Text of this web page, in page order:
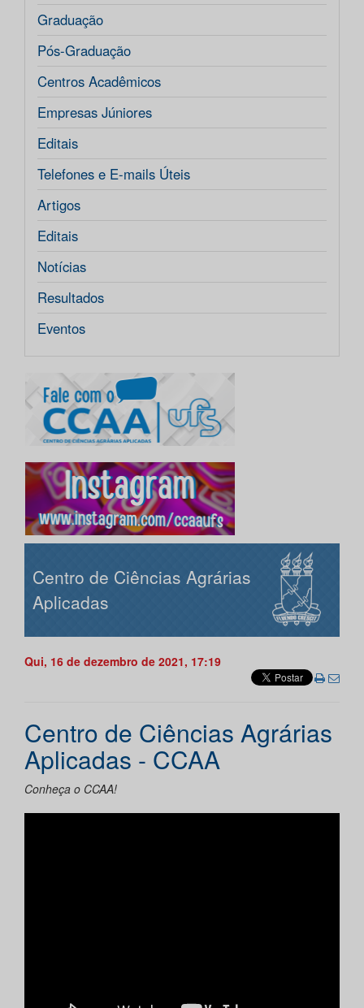
Graduação
Pós-Graduação
Centros Acadêmicos
Empresas Júniores
Editais
Telefones e E-mails Úteis
Artigos
Editais
Notícias
Resultados
Eventos
Centro de Ciências Agrárias
Aplicadas
Qui, 16 de dezembro de 2021, 17:19
Centro de Ciências Agrárias
Aplicadas - CCAA
Conheça o CCAA!